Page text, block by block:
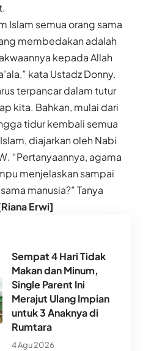
Islam semua orang sama
membedakan adalah
kepada Allah
kata Ustadz Donny.
terpancar dalam tutur
kita. Bahkan, mulai dari
tidur kembali semua
diajarkan oleh Nabi
“Pertanyaannya, agama
menjelaskan sampai
manusia?” Tanya
Erwi]
Sempat 4 Hari Tidak
Makan dan Minum,
Single Parent Ini
Merajut Ulang Impian
untuk 3 Anaknya di
Rumtara
4 Agu 2026